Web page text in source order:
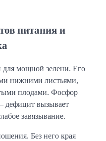
питания и
для мощной зелени. Его
нижними листьями,
плодами. Фосфор
дефицит вызывает
завязывание.
Без него края